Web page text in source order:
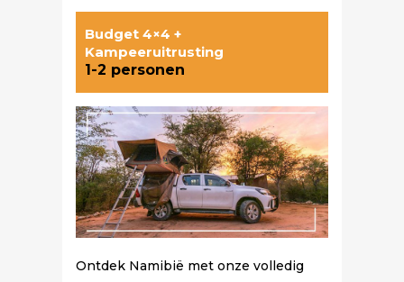
Budget 4×4 +
Kampeeruitrusting
1-2 personen
Ontdek Namibië met onze volledig